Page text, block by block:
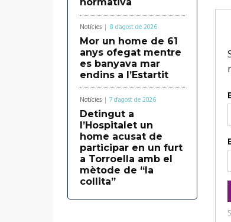
Notícies 8 d'agost de 2026
Mor un home de 61
anys ofegat mentre
es banyava mar
endins a l’Estartit
Notícies 7 d'agost de 2026
Detingut a
l’Hospitalet un
home acusat de
participar en un furt
a Torroella amb el
mètode de “la
collita”